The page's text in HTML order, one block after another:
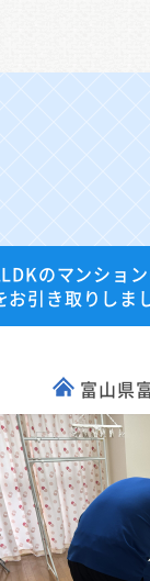
のマンショ
お引き取りしま
富山県